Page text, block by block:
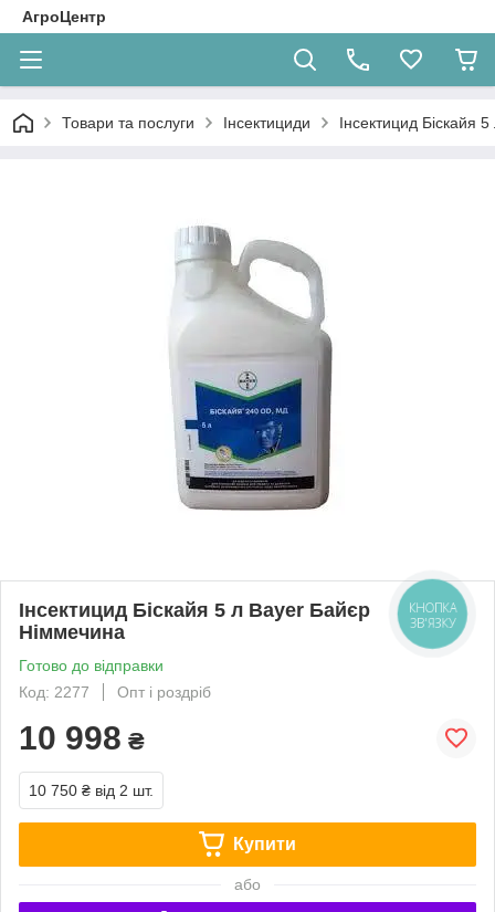
АгроЦентр
Товари та послуги Інсектициди Інсектицид Біскайя
Інсектицид Біскайя 5 л Bayer Байєр
Німмечина
Готово до відправки
Код: 2277
Опт і роздріб
10 998 ₴
10 750 ₴ від 2 шт.
Купити
або
КНОПКА
ЗВ'ЯЗКУ